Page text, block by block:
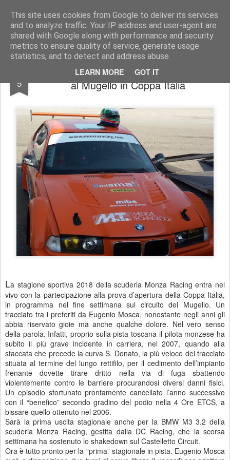
This site uses cookies from Google to deliver its services
and to analyze traffic. Your IP address and user-agent are
shared with Google along with performance and security
metrics to ensure quality of service, generate usage
statistics, and to detect and address abuse.
LEARN MORE GOT IT
AutoMotoCorse. Motorsport Random News 280912
5
Monza Racing inaugura la stagione 2018
al Mugello in Coppa Italia
La stagione sportiva 2018 della scuderia Monza Racing entra nel
vivo con la partecipazione alla prova d’apertura della Coppa Italia,
in programma nel fine settimana sul circuito del Mugello. Un
tracciato tra i preferiti da Eugenio Mosca, nonostante negli anni gli
abbia riservato gioie ma anche qualche dolore. Nel vero senso
della parola. Infatti, proprio sulla pista toscana il pilota monzese ha
subito il più grave incidente in carriera, nel 2007, quando alla
staccata che precede la curva S. Donato, la più veloce del tracciato
situata al termine del lungo rettifilo, per il cedimento dell’impianto
frenante dovette tirare dritto nella via di fuga sbattendo
violentemente contro le barriere procurandosi diversi danni fisici.
Un episodio sfortunato prontamente cancellato l’anno successivo
con il “benefico” secondo gradino del podio nella 4 Ore ETCS, a
bissare quello ottenuto nel 2006.
Sarà la prima uscita stagionale anche per la BMW M3 3.2 della
scuderia Monza Racing, gestita dalla DC Racing, che la scorsa
settimana ha sostenuto lo shakedown sul Castelletto Circuit.
Ora è tutto pronto per la “prima” stagionale in pista. Eugenio Mosca